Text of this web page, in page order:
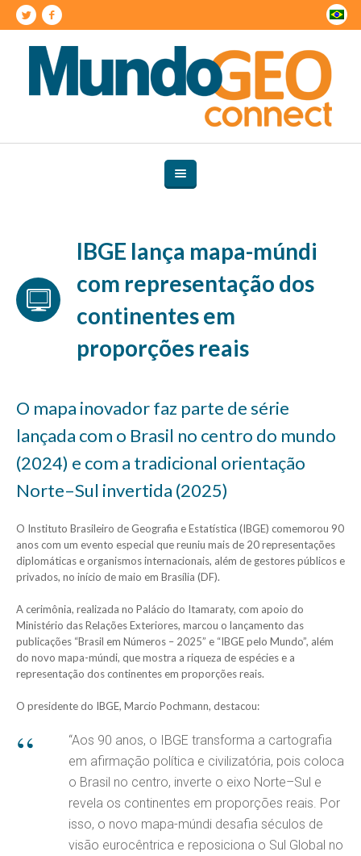
IBGE lança mapa-múndi
com representação dos
continentes em
proporções reais
O mapa inovador faz parte de série
lançada com o Brasil no centro do mundo
(2024) e com a tradicional orientação
Norte–Sul invertida (2025)
O Instituto Brasileiro de Geografia e Estatística (IBGE) comemorou 90
anos com um evento especial que reuniu mais de 20 representações
diplomáticas e organismos internacionais, além de gestores públicos e
privados, no início de maio em Brasília (DF).
A cerimônia, realizada no Palácio do Itamaraty, com apoio do
Ministério das Relações Exteriores, marcou o lançamento das
publicações “Brasil em Números – 2025” e “IBGE pelo Mundo”, além
do novo mapa-múndi, que mostra a riqueza de espécies e a
representação dos continentes em proporções reais.
O presidente do IBGE, Marcio Pochmann, destacou:
“Aos 90 anos, o IBGE transforma a cartografia
em afirmação política e civilizatória, pois coloca
o Brasil no centro, inverte o eixo Norte–Sul e
revela os continentes em proporções reais. Por
isso, o novo mapa-múndi desafia séculos de
visão eurocêntrica e reposiciona o Sul Global no